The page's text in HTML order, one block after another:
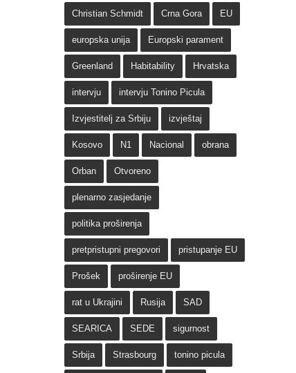
Christian Schmidt Crna Gora EU
europska unija Europski parament
Greenland Habitability Hrvatska
intervju intervju Tonino Picula
Izvjestitelj za Srbiju izvještaj
Kosovo N1 Nacional obrana
Orban Otvoreno
plenarno zasjedanje
politika proširenja
pretpristupni pregovori pristupanje EU
Prošek proširenje EU
rat u Ukrajini Rusija SAD
SEARICA SEDE sigurnost
Srbija Strasbourg tonino picula